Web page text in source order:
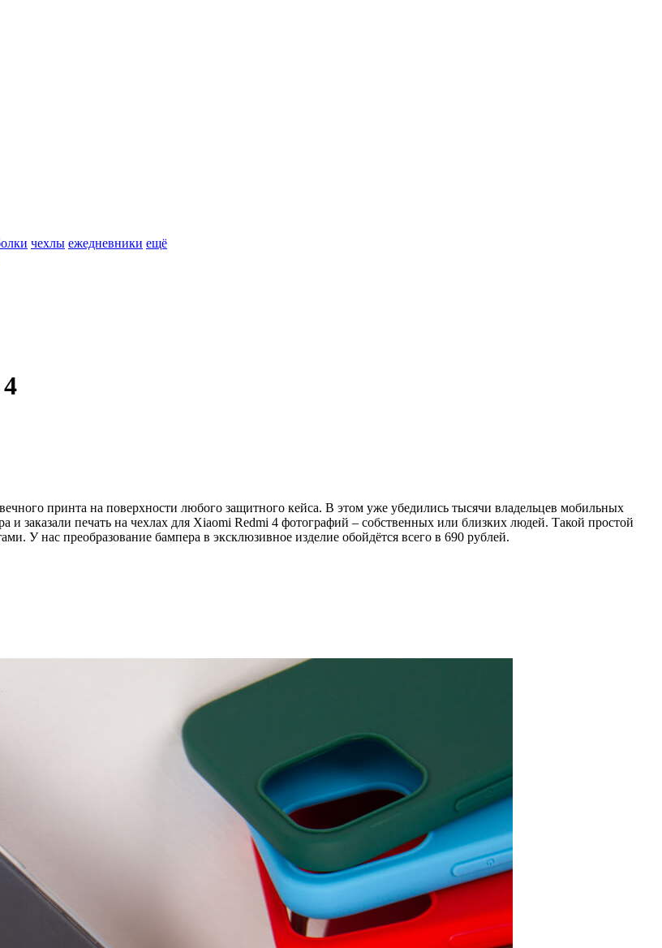
чехлы ежедневники ещё
принта на поверхности любого защитного кейса. В этом уже убедились тысячи владельцев мобильных
заказали печать на чехлах для Xiaomi Redmi 4 фотографий – собственных или близких людей. Такой простой
У нас преобразование бампера в эксклюзивное изделие обойдётся всего в 690 рублей.